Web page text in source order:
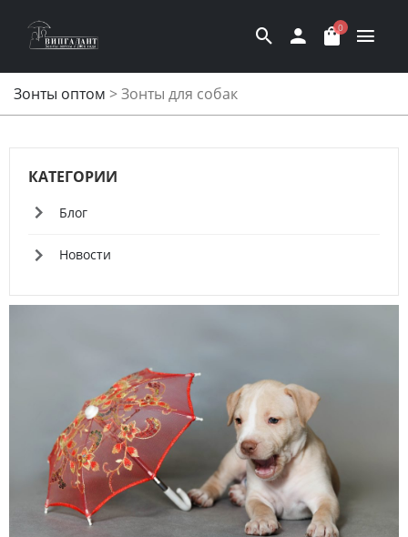
0
Зонты оптом >Зонты для собак
КАТЕГОРИИ
Блог
Новости